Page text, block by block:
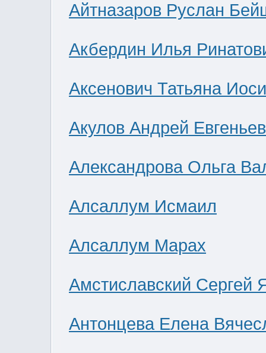
Айтназаров Руслан
Акбердин Илья
Аксенович Татьяна
Акулов Андрей
Александрова Ольга
Алсаллум Исмаил
Алсаллум Марах
Амстиславский Сергей
Антонцева Елена